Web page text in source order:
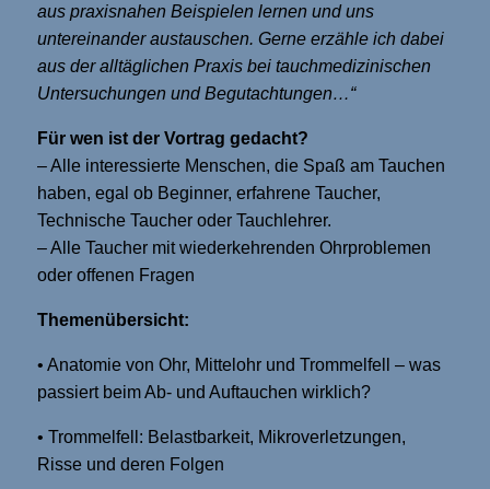
aus praxisnahen Beispielen lernen und uns
untereinander austauschen. Gerne erzähle ich dabei
aus der alltäglichen Praxis bei tauchmedizinischen
Untersuchungen und Begutachtungen…“
Für wen ist der Vortrag gedacht?
– Alle interessierte Menschen, die Spaß am Tauchen
haben, egal ob Beginner, erfahrene Taucher,
Technische Taucher oder Tauchlehrer.
– Alle Taucher mit wiederkehrenden Ohrproblemen
oder offenen Fragen
Themenübersicht:
• Anatomie von Ohr, Mittelohr und Trommelfell – was
passiert beim Ab- und Auftauchen wirklich?
• Trommelfell: Belastbarkeit, Mikroverletzungen,
Risse und deren Folgen